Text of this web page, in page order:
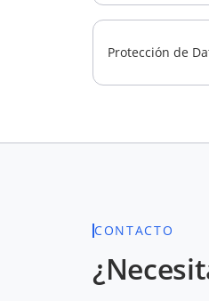
Protección de
CONTACTO